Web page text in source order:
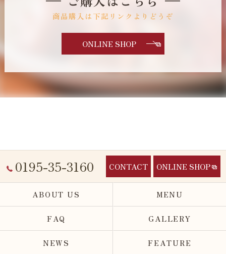
商品購入は下記リンクよりどうぞ
ONLINE SHOP
0195-35-3160 CONTACT ONLINE SHOP
ABOUT US MENU
FAQ GALLERY
NEWS FEATURE